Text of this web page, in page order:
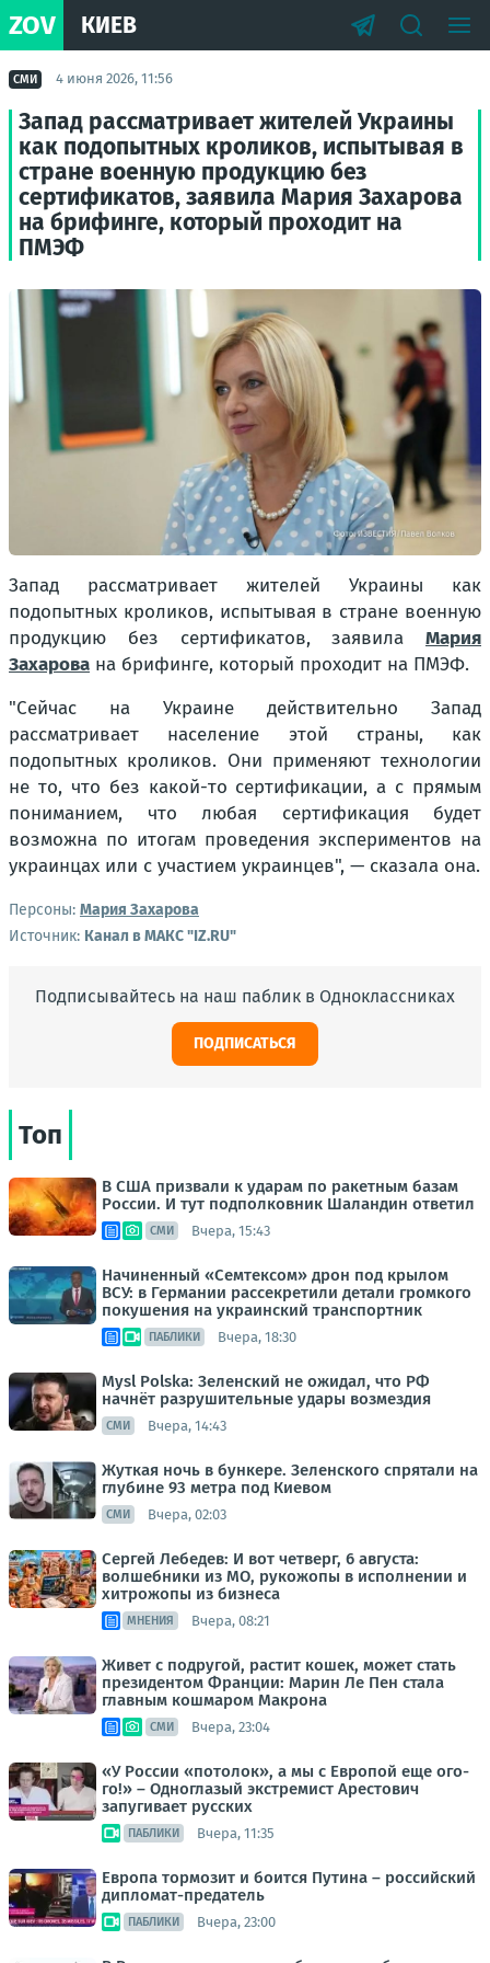
ZOV КИЕВ
СМИ 4 июня 2026, 11:56
Запад рассматривает жителей Украины
как подопытных кроликов, испытывая в
стране военную продукцию без
сертификатов, заявила Мария Захарова
на брифинге, который проходит на
ПМЭФ
Запад рассматривает жителей Украины как
подопытных кроликов, испытывая в стране военную
продукцию без сертификатов, заявила Мария
Захарова на брифинге, который проходит на ПМЭФ.
"Сейчас на Украине действительно Запад
рассматривает население этой страны, как
подопытных кроликов. Они применяют технологии
не то, что без какой-то сертификации, а с прямым
пониманием, что любая сертификация будет
возможна по итогам проведения экспериментов на
украинцах или с участием украинцев", — сказала она.
Персоны: Мария Захарова
Источник: Канал в МАКС "IZ.RU"
Подписывайтесь на наш паблик в Одноклассниках
ПОДПИСАТЬСЯ
Топ
В США призвали к ударам по ракетным базам
России. И тут подполковник Шаландин ответил
СМИ Вчера, 15:43
Начиненный «Семтексом» дрон под крылом
ВСУ: в Германии рассекретили детали громкого
покушения на украинский транспортник
ПАБЛИКИ Вчера, 18:30
Mysl Polska: Зеленский не ожидал, что РФ
начнёт разрушительные удары возмездия
СМИ Вчера, 14:43
Жуткая ночь в бункере. Зеленского спрятали на
глубине 93 метра под Киевом
СМИ Вчера, 02:03
Сергей Лебедев: И вот четверг, 6 августа:
волшебники из МО, рукожопы в исполнении и
хитрожопы из бизнеса
МНЕНИЯ Вчера, 08:21
Живет с подругой, растит кошек, может стать
президентом Франции: Марин Ле Пен стала
главным кошмаром Макрона
СМИ Вчера, 23:04
«У России «потолок», а мы с Европой еще ого-
го!» – Одноглазый экстремист Арестович
запугивает русских
ПАБЛИКИ Вчера, 11:35
Европа тормозит и боится Путина – российский
дипломат-предатель
ПАБЛИКИ Вчера, 23:00